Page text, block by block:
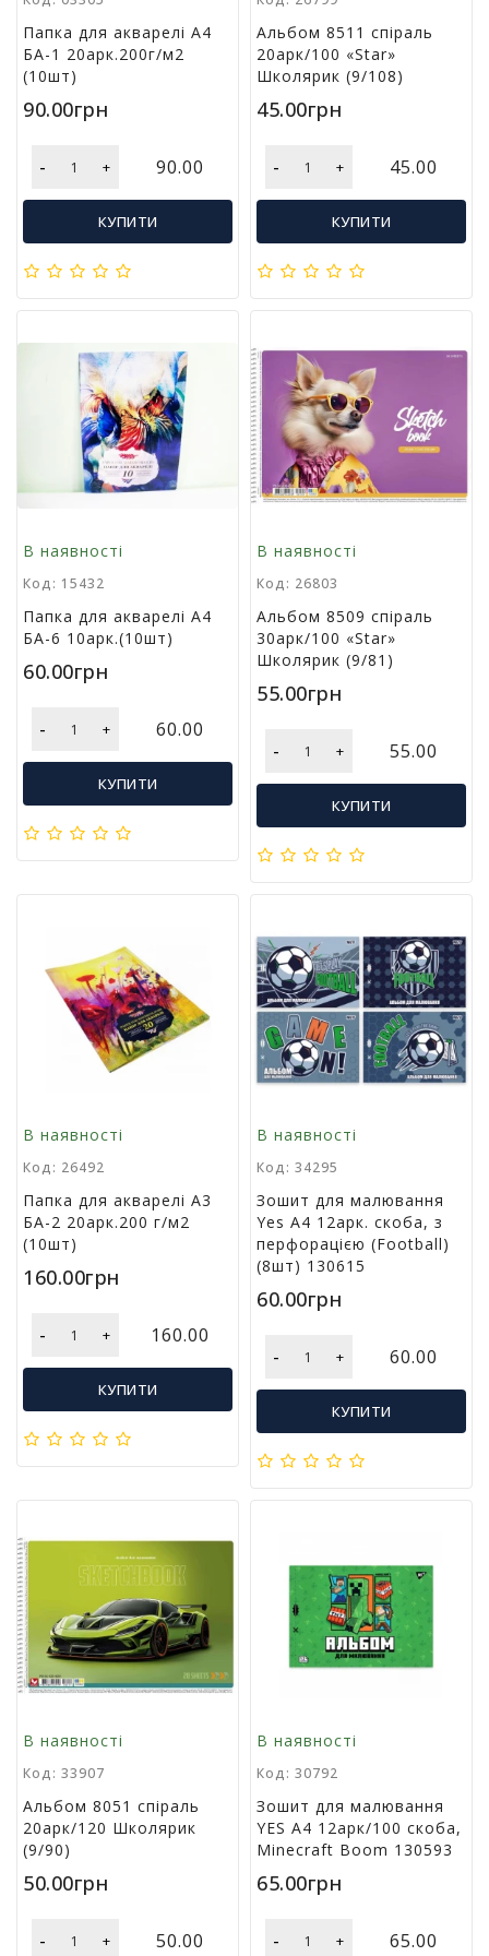
м
у
Х
а
у
а
к
в
ц
н
о
в
а
р
Папка для акварелі А4
БА-1 20арк.200г/м2
(10шт)
90.00грн
- + 90.00
КУПИТИ
Альбом 8511 спіраль
20арк/100 «Star»
Школярик (9/108)
45.00грн
- + 45.00
КУПИТИ
В наявності
Код: 15432
Папка для акварелі А4
БА-6 10арк.(10шт)
60.00грн
- + 60.00
КУПИТИ
В наявності
Код: 26803
Альбом 8509 спіраль
30арк/100 «Star»
Школярик (9/81)
55.00грн
- + 55.00
КУПИТИ
В наявності
Код: 26492
Папка для акварелі А3
БА-2 20арк.200 г/м2
(10шт)
160.00грн
- + 160.00
КУПИТИ
В наявності
Код: 34295
Зошит для малювання
Yes А4 12арк. скоба, з
перфорацією (Football)
(8шт) 130615
60.00грн
- + 60.00
КУПИТИ
В наявності
Код: 33907
Альбом 8051 спіраль
20арк/120 Школярик
(9/90)
50.00грн
- + 50.00
В наявності
Код: 30792
Зошит для малювання
YES А4 12арк/100 скоба,
Minecraft Boom 130593
65.00грн
- + 65.00